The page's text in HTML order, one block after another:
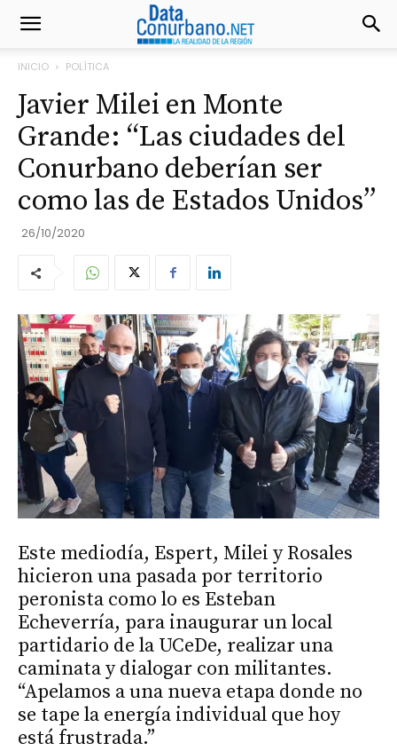
INICIO POLÍTICA
Javier Milei en Monte
Grande: “Las ciudades del
Conurbano deberían ser
como las de Estados Unidos”
26/10/2020
Este mediodía, Espert, Milei y Rosales
hicieron una pasada por territorio
peronista como lo es Esteban
Echeverría, para inaugurar un local
partidario de la UCeDe, realizar una
caminata y dialogar con militantes.
“Apelamos a una nueva etapa donde no
se tape la energía individual que hoy
está frustrada.”